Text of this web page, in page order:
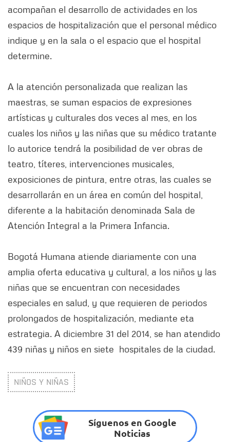
acompañan el desarrollo de actividades en los
espacios de hospitalización que el personal médico
indique y en la sala o el espacio que el hospital
determine.
A la atención personalizada que realizan las
maestras, se suman espacios de expresiones
artísticas y culturales dos veces al mes, en los
cuales los niños y las niñas que su médico tratante
lo autorice tendrá la posibilidad de ver obras de
teatro, títeres, intervenciones musicales,
exposiciones de pintura, entre otras, las cuales se
desarrollarán en un área en común del hospital,
diferente a la habitación denominada Sala de
Atención Integral a la Primera Infancia.
Bogotá Humana atiende diariamente con una
amplia oferta educativa y cultural, a los niños y las
niñas que se encuentran con necesidades
especiales en salud, y que requieren de periodos
prolongados de hospitalización, mediante eta
estrategia. A diciembre 31 del 2014, se han atendido
439 niñas y niños en siete hospitales de la ciudad.
NIÑOS Y NIÑAS
Síguenos en Google
Noticias